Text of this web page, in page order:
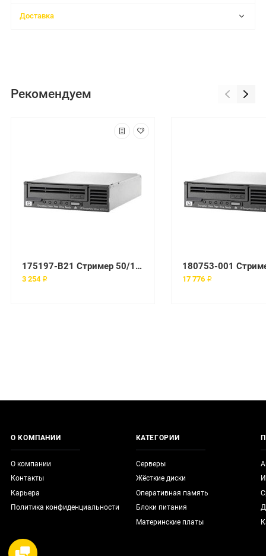
Доставка
Рекомендуем
175197-B21 Стример 50/100-GB AIT Add On
3 254 ₽ 17 776 ₽
О КОМПАНИИ
О компании
Контакты
Карьера
Политика конфиденциальности
КАТЕГОРИИ
Серверы
Жёсткие диски
Оперативная память
Блоки питания
Материнские платы